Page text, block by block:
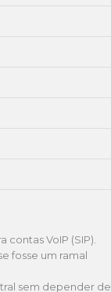
VoIP (SIP).
fosse um ramal
sem depender de